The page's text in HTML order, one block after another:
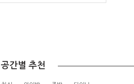
공간별 추천